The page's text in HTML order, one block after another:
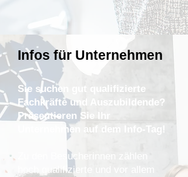
Infos für Unternehmen
Sie suchen gut qualifizierte
Fachkräfte und Auszubildende?
Präsentieren Sie Ihr
Unternehmen auf dem Info-Tag!
​Zu den Besucherinnen zählen
hoch qualifizierte und vor allem